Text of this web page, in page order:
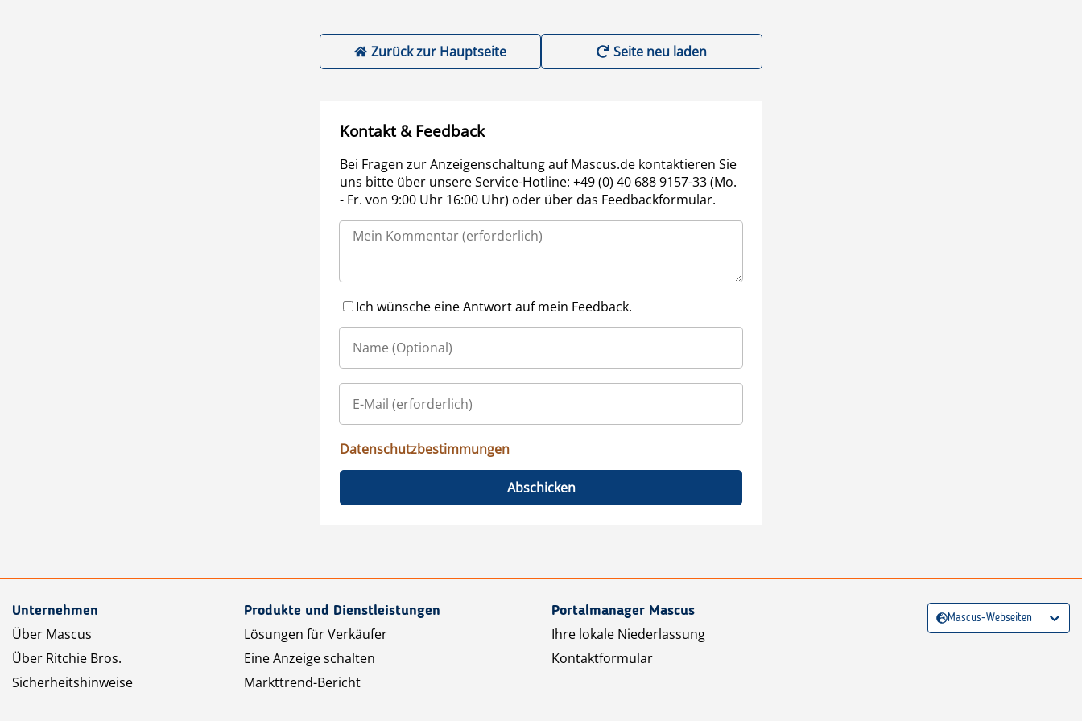
Zurück zur Hauptseite Seite neu laden
Kontakt & Feedback
Bei Fragen zur Anzeigenschaltung auf Mascus.de kontaktieren Sie
uns bitte über unsere Service-Hotline: +49 (0) 40 688 9157-33 (Mo.
- Fr. von 9:00 Uhr 16:00 Uhr) oder über das Feedbackformular.
Ich wünsche eine Antwort auf mein Feedback.
Datenschutzbestimmungen
Abschicken
Unternehmen
Über Mascus
Über Ritchie Bros.
Sicherheitshinweise
Produkte und Dienstleistungen
Lösungen für Verkäufer
Eine Anzeige schalten
Markttrend-Bericht
Portalmanager Mascus
Ihre lokale Niederlassung
Kontaktformular
Mascus-Webseiten